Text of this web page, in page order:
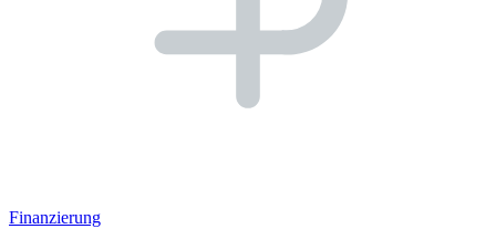
Finanzierung